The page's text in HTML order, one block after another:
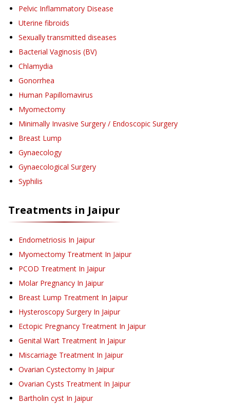
Pelvic Inflammatory Disease
Uterine fibroids
Sexually transmitted diseases
Bacterial Vaginosis (BV)
Chlamydia
Gonorrhea
Human Papillomavirus
Myomectomy
Minimally Invasive Surgery / Endoscopic Surgery
Breast Lump
Gynaecology
Gynaecological Surgery
Syphilis
Treatments in Jaipur
Endometriosis In Jaipur
Myomectomy Treatment In Jaipur
PCOD Treatment In Jaipur
Molar Pregnancy In Jaipur
Breast Lump Treatment In Jaipur
Hysteroscopy Surgery In Jaipur
Ectopic Pregnancy Treatment In Jaipur
Genital Wart Treatment In Jaipur
Miscarriage Treatment In Jaipur
Ovarian Cystectomy In Jaipur
Ovarian Cysts Treatment In Jaipur
Bartholin cyst In Jaipur